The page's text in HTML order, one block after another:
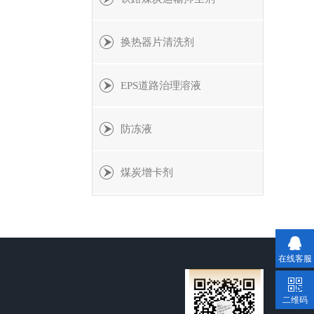
换热器片清洗剂
EPS道路治理溶液
防冻液
煤炭增卡剂
在线客服
二维码